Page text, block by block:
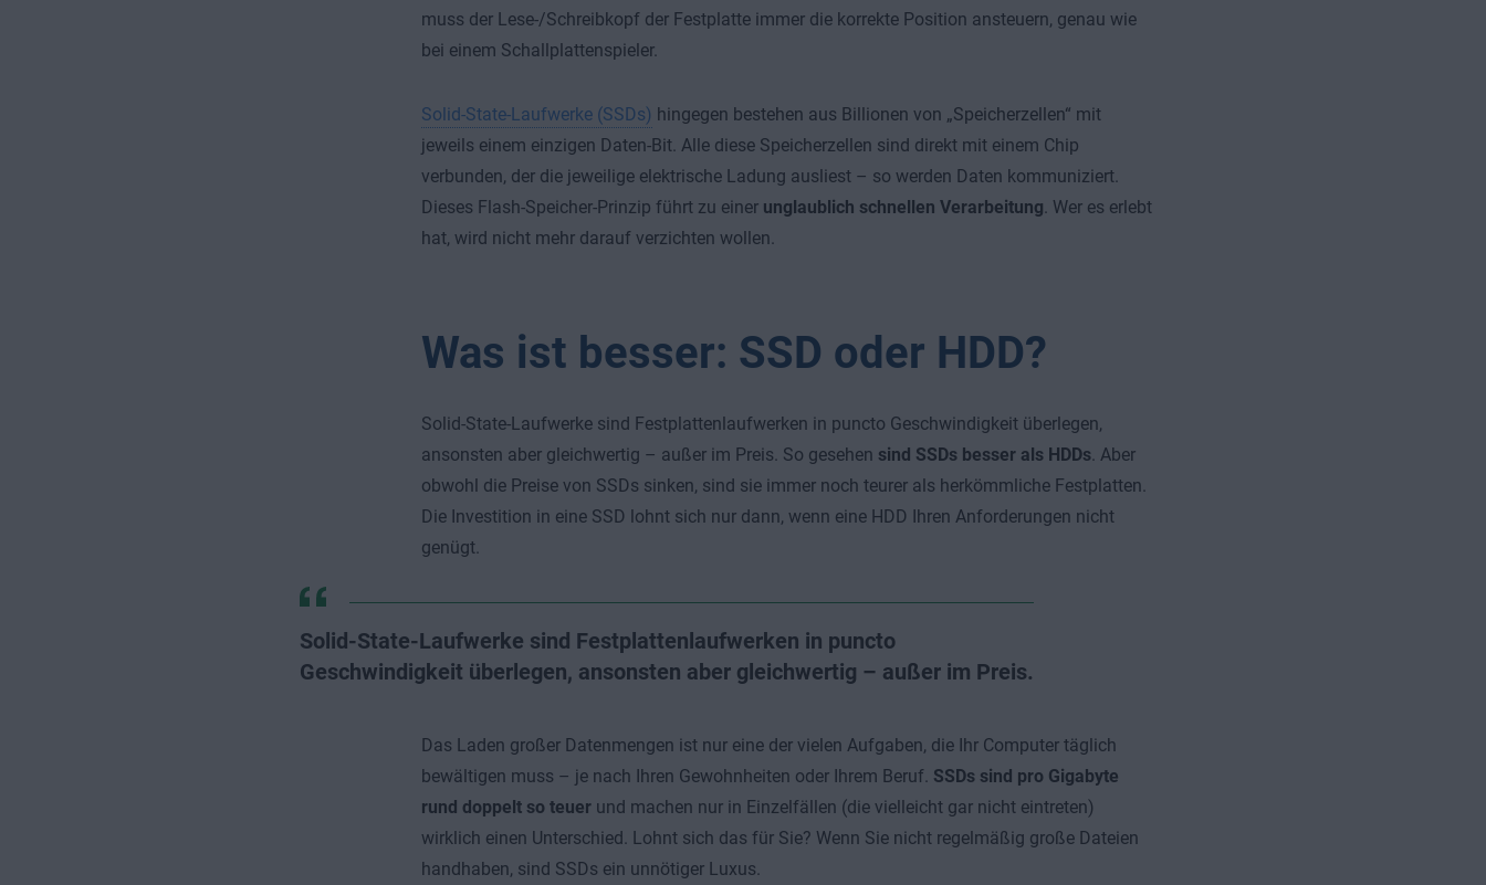
muss der Lese-/Schreibkopf der Festplatte immer die korrekte Position ansteuern, genau wie
bei einem Schallplattenspieler.
Solid-State-Laufwerke (SSDs) hingegen bestehen aus Billionen von „Speicherzellen“ mit
jeweils einem einzigen Daten-Bit. Alle diese Speicherzellen sind direkt mit einem Chip
verbunden, der die jeweilige elektrische Ladung ausliest – so werden Daten kommuniziert.
Dieses Flash-Speicher-Prinzip führt zu einer unglaublich schnellen Verarbeitung. Wer es erlebt
hat, wird nicht mehr darauf verzichten wollen.
Was ist besser: SSD oder HDD?
Solid-State-Laufwerke sind Festplattenlaufwerken in puncto Geschwindigkeit überlegen,
ansonsten aber gleichwertig – außer im Preis. So gesehen sind SSDs besser als HDDs. Aber
obwohl die Preise von SSDs sinken, sind sie immer noch teurer als herkömmliche Festplatten.
Die Investition in eine SSD lohnt sich nur dann, wenn eine HDD Ihren Anforderungen nicht
genügt.
Solid-State-Laufwerke sind Festplattenlaufwerken in puncto
Geschwindigkeit überlegen, ansonsten aber gleichwertig – außer im Preis.
Das Laden großer Datenmengen ist nur eine der vielen Aufgaben, die Ihr Computer täglich
bewältigen muss – je nach Ihren Gewohnheiten oder Ihrem Beruf. SSDs sind pro Gigabyte
rund doppelt so teuerund machen nur in Einzelfällen (die vielleicht gar nicht eintreten)
wirklich einen Unterschied. Lohnt sich das für Sie? Wenn Sie nicht regelmäßig große Dateien
handhaben, sind SSDs ein unnötiger Luxus.